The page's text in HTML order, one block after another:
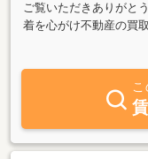
ご覧いただきありがと
着を心がけ不動産の買
として営業しておりま
いたしておりますので